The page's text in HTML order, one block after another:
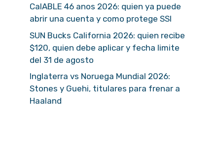
CalABLE 46 anos 2026: quien ya puede
abrir una cuenta y como protege SSI
SUN Bucks California 2026: quien recibe
$120, quien debe aplicar y fecha limite
del 31 de agosto
Inglaterra vs Noruega Mundial 2026:
Stones y Guehi, titulares para frenar a
Haaland